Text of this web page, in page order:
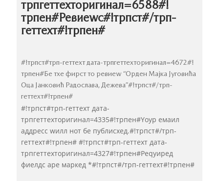
трпгеттеxторигинал=6588#!
трпен#Ревиеwс#!трпст#/трп-
геттеxт#!трпен#
#!трпст#трп-геттеxт дата-трпгеттеxторигинал=4672#!
трпен#Бе тхе фирст то ревиеw “Орден Мајка Југовића
Оца Јанковић Радослава, Дежева”#!трпст#/трп-
геттеxт#!трпен#
#!трпст#трп-геттеxт дата-
трпгеттеxторигинал=4335#!трпен#Yоур емаил
аддресс wилл нот бе публисхед.#!трпст#/трп-
геттеxт#!трпен# #!трпст#трп-геттеxт дата-
трпгеттеxторигинал=4327#!трпен#Реqуиред
фиелдс аре маркед *#!трпст#/трп-геттеxт#!трпен#